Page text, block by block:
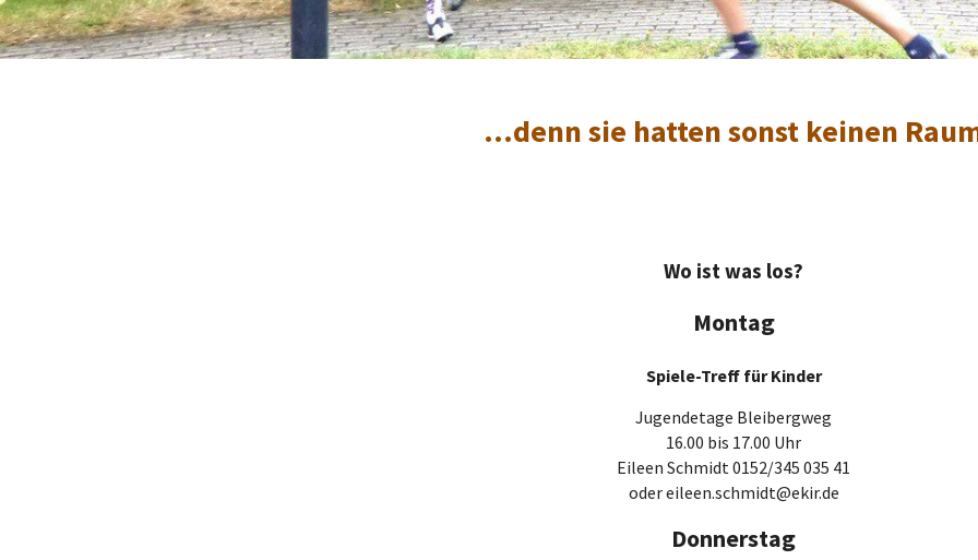
...denn sie hatten sonst keinen
Wo ist was los?
Montag
Spiele-Treff für Kinder
Jugendetage Bleibergweg
16.00 bis 17.00 Uhr
Eileen Schmidt 0152/345 035 41
oder eileen.schmidt@ekir.de
Donnerstag